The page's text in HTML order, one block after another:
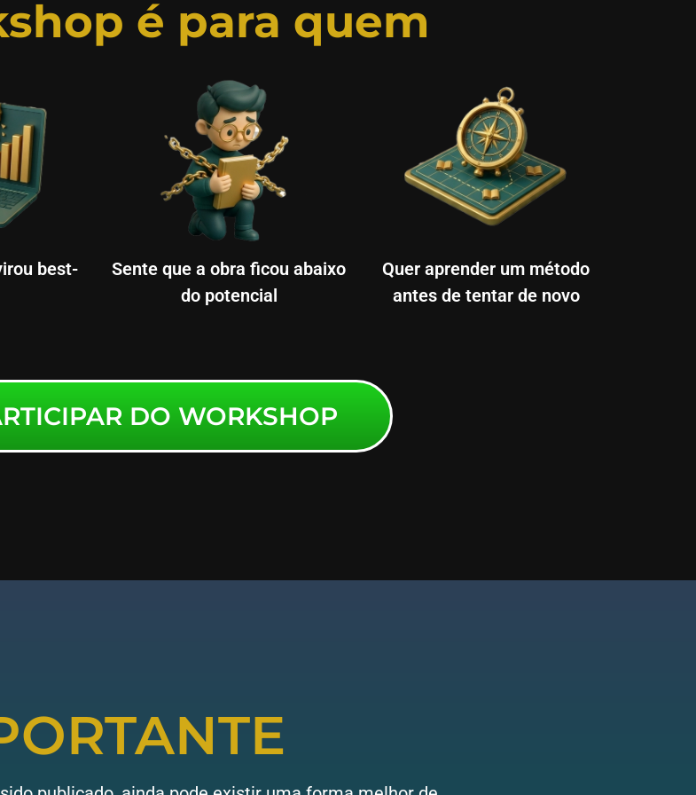
é para quem
best-
Sente que a obra ficou abaixo
do potencial
Quer aprender um método
antes de tentar de novo
DO WORKSHOP